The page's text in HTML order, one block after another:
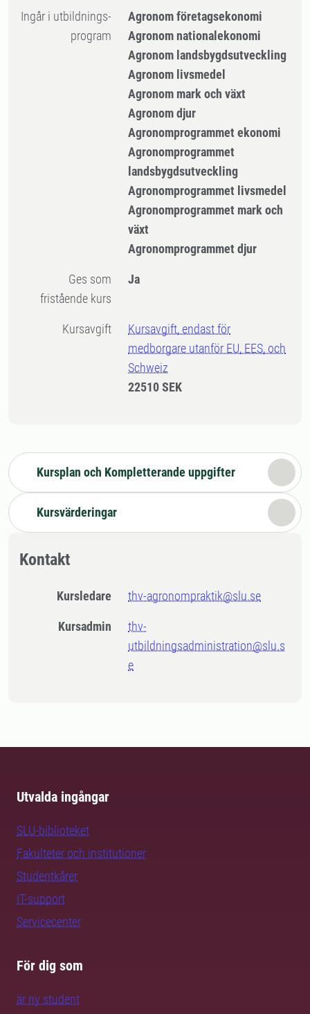
Ingår i utbildnings-
program
Agronom företagsekonomi
Agronom nationalekonomi
Agronom landsbygdsutveckling
Agronom livsmedel
Agronom mark och växt
Agronom djur
Agronomprogrammet ekonomi
Agronomprogrammet
landsbygdsutveckling
Agronomprogrammet livsmedel
Agronomprogrammet mark och
växt
Agronomprogrammet djur
Ges som
fristående kurs
Ja
Kursavgift
Kursavgift, endast för
medborgare utanför EU, EES, och
Schweiz
22510 SEK
Kursplan och Kompletterande uppgifter
Kursvärderingar
Kontakt
Kursledare thv-agronompraktik@slu.se
Kursadmin
thv-
utbildningsadministration@slu.s
e
Utvalda ingångar
SLU-biblioteket
Fakulteter och institutioner
Studentkårer
IT-support
Servicecenter
För dig som
är ny student